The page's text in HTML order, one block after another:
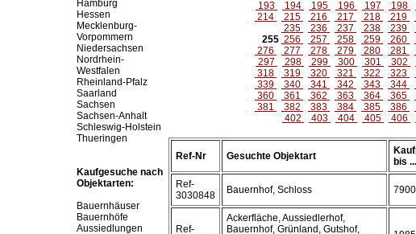
Hamburg
Hessen
Mecklenburg-
Vorpommern
Niedersachsen
Nordrhein-
Westfalen
Rheinland-Pfalz
Saarland
Sachsen
Sachsen-Anhalt
Schleswig-Holstein
Thueringen
Kaufgesuche nach
Objektarten:
Bauernhäuser
Bauernhöfe
Aussiedlungen
193
194 195 196 197 198
214
215 216 217 218 219
235
236 237 238 239
255 256 257 258 259 260
276
277 278 279 280 281
297
298 299 300 301 302
318
319 320 321 322 323
339
340 341 342 343 344
360
361 362 363 364 365
381
382 383 384 385 386
402
403 404 405 406
Ref-Nr Gesuchte Objektart
bis ...
Ref-
3030848
Bauernhof, Schloss
Ref-
Ackerfläche, Aussiedlerhof,
Bauernhof, Grünland, Gutshof,